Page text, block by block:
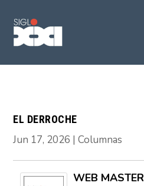
EL DERROCHE
Jun 17, 2026 |Columnas
WEB MASTER